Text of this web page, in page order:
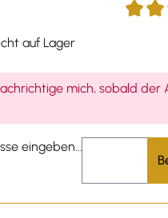
auf Lager
mich, sobald der
eingeben...